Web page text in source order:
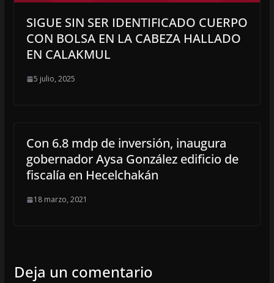
SIGUE SIN SER IDENTIFICADO CUERPO
CON BOLSA EN LA CABEZA HALLADO
EN CALAKMUL
5 julio, 2025
Con 6.8 mdp de inversión, inaugura
gobernador Aysa González edificio de
fiscalía en Hecelchakán
18 marzo, 2021
Deja un comentario